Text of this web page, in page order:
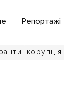
Репортажі
корупція